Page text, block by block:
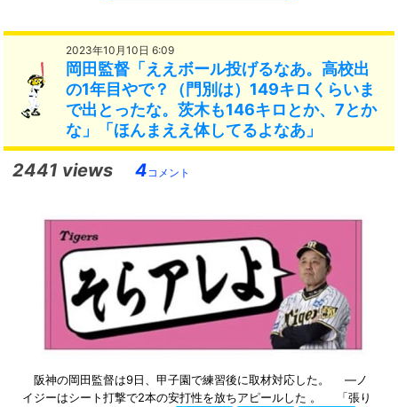
2023年10月10日 6:09
岡田監督「ええボール投げるなあ。高校出
の1年目やで？（門別は）149キロくらいま
で出とったな。茨木も146キロとか、7とか
な」「ほんまええ体してるよなあ」
2441 views 4コメント
阪神の岡田監督は9日、甲子園で練習後に取材対応した。 ―ノ
イジーはシート打撃で2本の安打性を放ちアピールした 。 「張り